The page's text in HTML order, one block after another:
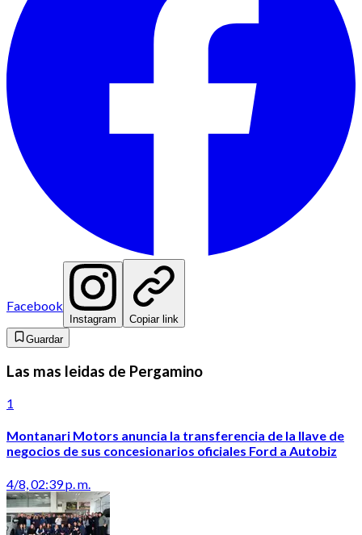
Facebook
Instagram
Copiar link
Guardar
Las mas leidas de Pergamino
1
Montanari Motors anuncia la transferencia de la llave de
negocios de sus concesionarios oficiales Ford a Autobiz
4/8, 02:39 p. m.